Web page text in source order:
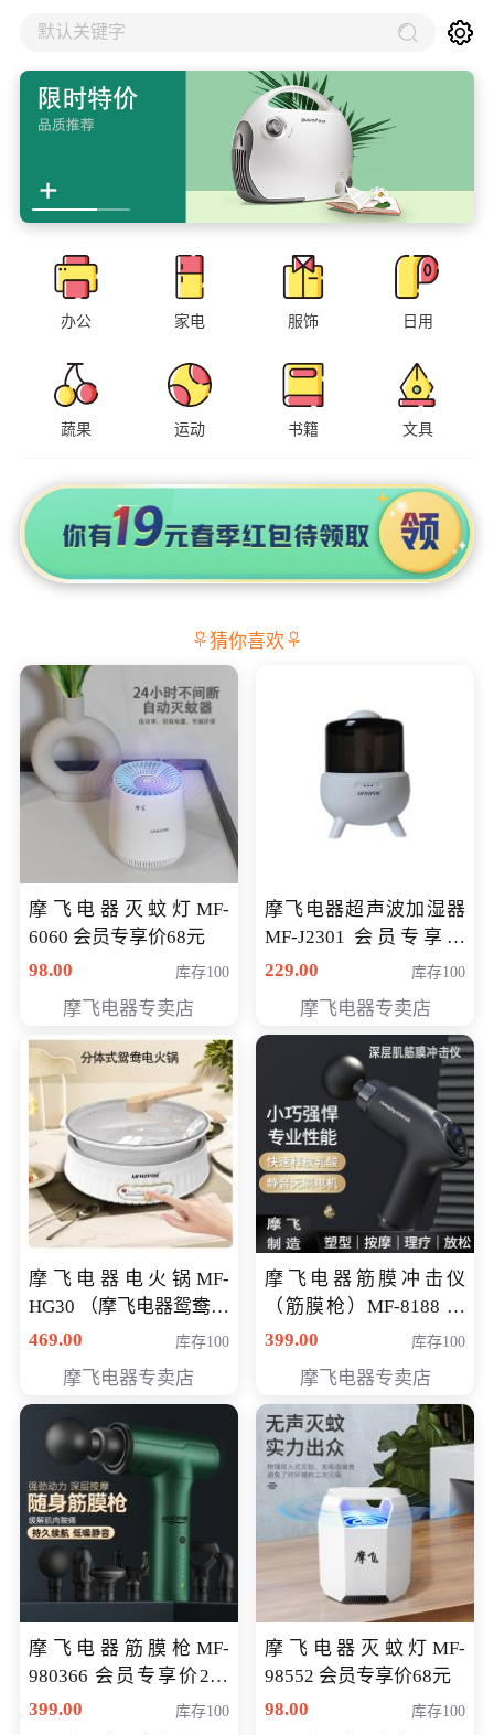
默认关键字
办公 家电 服饰 日用
蔬果 运动 书籍 文具
猜你喜欢
摩飞电器灭蚊灯MF-
6060 会员专享价68元
98.00
库存100
摩飞电器专卖店
摩飞电器超声波加湿器
MF-J2301 会员专享价
168元
229.00 库存100
摩飞电器专卖店
摩飞电器电火锅MF-
HG30 （摩飞电器鸳鸯锅
MF-HG30 ） 会员专享价
469.00 库存100
摩飞电器专卖店
摩飞电器筋膜冲击仪
（筋膜枪）MF-8188 会
员专享价268元
399.00 库存100
摩飞电器专卖店
摩飞电器筋膜枪MF-
980366 会员专享价299
元
399.00 库存100
摩飞电器灭蚊灯MF-
98552 会员专享价68元
98.00
库存100